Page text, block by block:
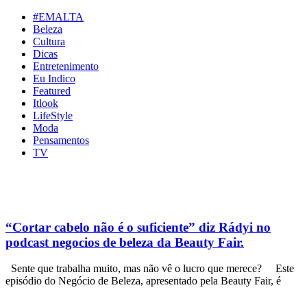
#EMALTA
Beleza
Cultura
Dicas
Entretenimento
Eu Indico
Featured
Itlook
LifeStyle
Moda
Pensamentos
TV
“Cortar cabelo não é o suficiente” diz Rádyi no
podcast negocios de beleza da Beauty Fair.
Sente que trabalha muito, mas não vê o lucro que merece? Este
episódio do Negócio de Beleza, apresentado pela Beauty Fair, é